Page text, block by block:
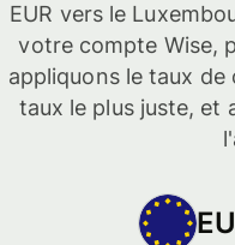
EUR vers le
votre compte Wise,
appliquons le taux
taux le plus juste, et